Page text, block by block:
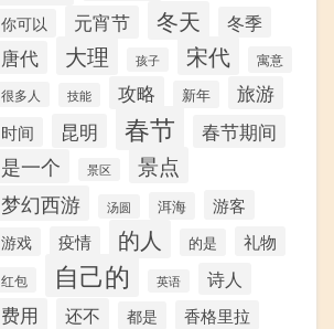
你可以 元宵节 冬天 冬季
唐代 大理 孩子 宋代 寓意
很多人 技能 攻略 新年 旅游
时间 昆明 春节 春节期间
是一个 景区 景点
梦幻西游 汤圆 洱海 游客
游戏 疫情 的人 的是 礼物
红包 自己的 英语 诗人
费用 还不 都是 香格里拉